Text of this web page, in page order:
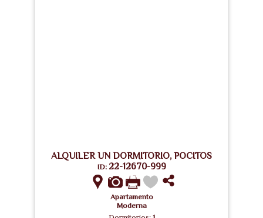
ALQUILER UN DORMITORIO, POCITOS
ID: 22-12670-999
Apartamento
Moderna